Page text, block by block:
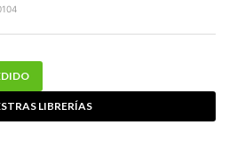
LIBRERÍAS